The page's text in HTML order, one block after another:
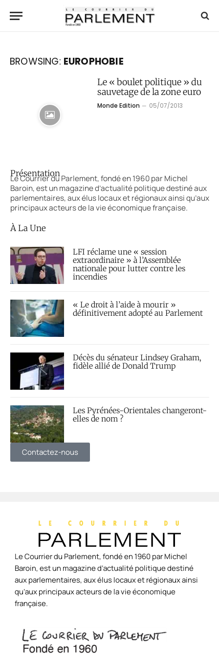
BROWSING: EUROPHOBIE
Le « boulet politique » du
sauvetage de la zone euro
Monde Edition 05/07/2013
Présentation
Le Courrier du Parlement, fondé en 1960 par Michel
Baroin, est un magazine d’actualité politique destiné aux
parlementaires, aux élus locaux et régionaux ainsi qu’aux
principaux acteurs de la vie économique française.
À La Une
LFI réclame une « session
extraordinaire » à l’Assemblée
nationale pour lutter contre les
incendies
« Le droit à l’aide à mourir »
définitivement adopté au Parlement
Décès du sénateur Lindsey Graham,
fidèle allié de Donald Trump
Les Pyrénées-Orientales changeront-
elles de nom ?
Contactez-nous
Le Courrier du Parlement, fondé en 1960 par Michel
Baroin, est un magazine d’actualité politique destiné
aux parlementaires, aux élus locaux et régionaux ainsi
qu’aux principaux acteurs de la vie économique
française.